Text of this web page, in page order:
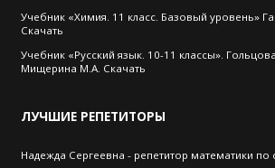
Учебник «Химия. 11 класс. Базовый уровень»
Скачать
Учебник «Русский язык. 10-11 классы».
Мищерина М.А. Скачать
ЛУЧШИЕ РЕПЕТИТОРЫ
Надежда Сергеевна - репетитор математики по